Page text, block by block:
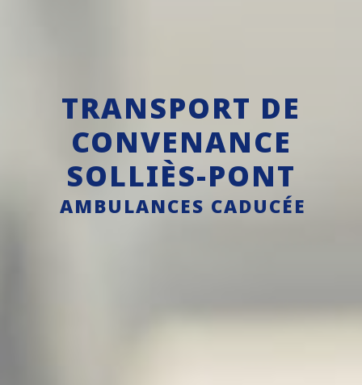
TRANSPORT DE
CONVENANCE
SOLLIÈS-PONT
AMBULANCES CADUCÉE